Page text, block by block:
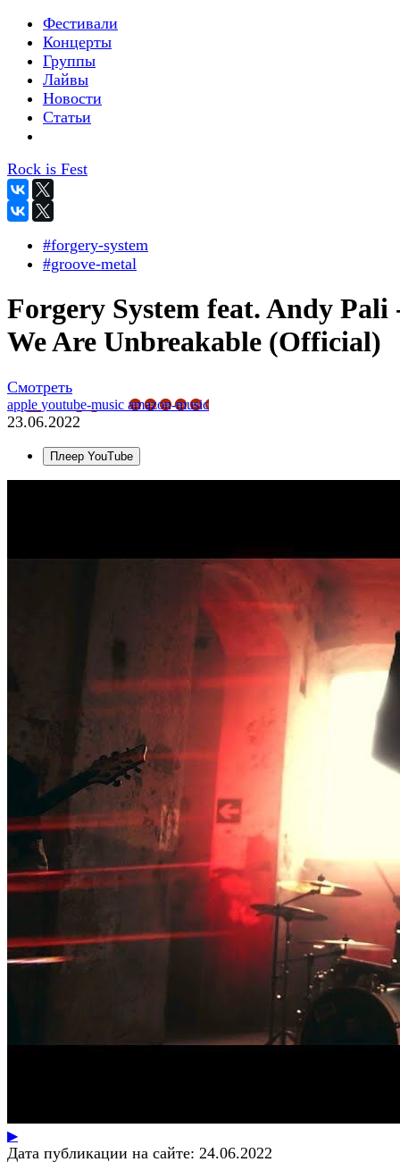
Фестивали
Концерты
Группы
Лайвы
Новости
Статьи
Rock is Fest
#forgery-system
#groove-metal
Forgery System feat. Andy Pali
We Are Unbreakable (Official)
Смотреть
apple youtube-music amazon-music
23.06.2022
Плеер YouTube
▶
Дата публикации на сайте: 24.06.2022